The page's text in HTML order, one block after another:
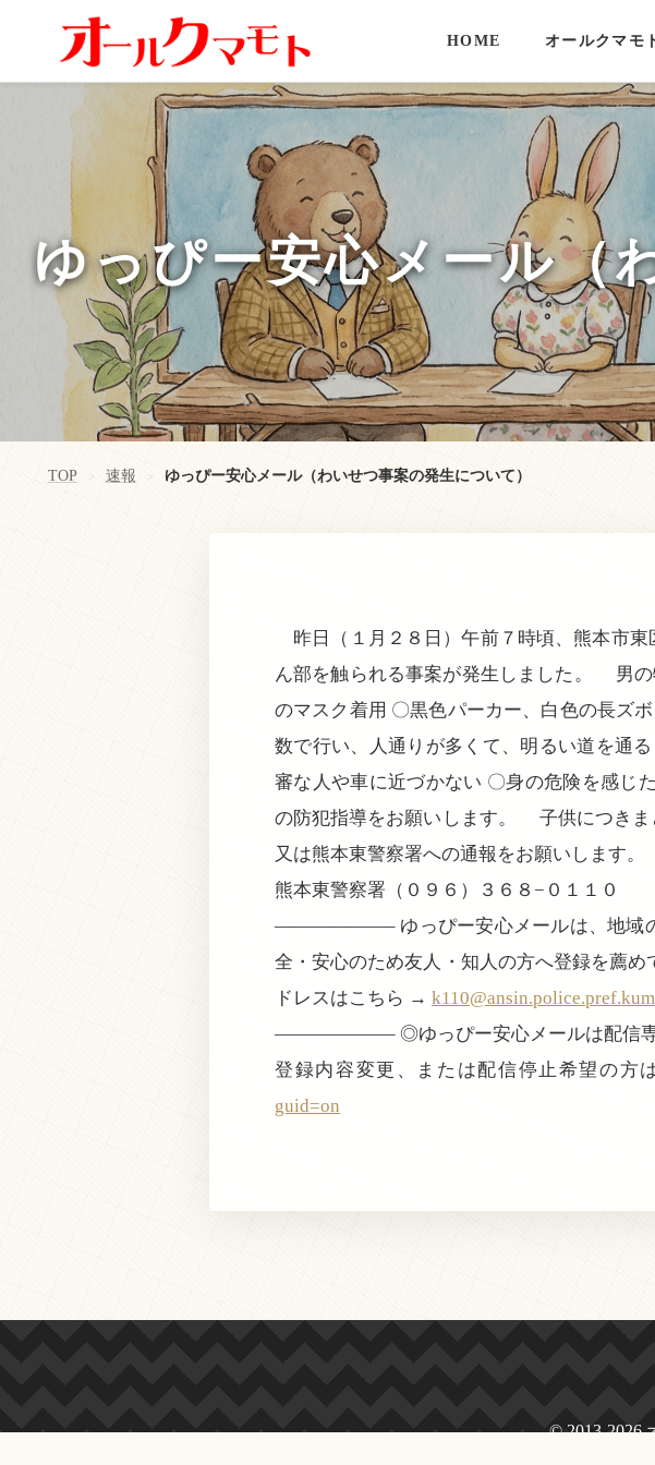
HOME オールクマモ
ゆっぴー安心メール（
TOP > 速報 > ゆっぴー安心メール（わいせつ事案の発生について）
昨日（１月２８日）午前７時頃、熊本市
ん部を触られる事案が発生しました。 男の
のマスク着用 〇黒色パーカー、白色の長ズ
数で行い、人通りが多くて、明るい道を通
審な人や車に近づかない 〇身の危険を感じ
の防犯指導をお願いします。 子供につきま
又は熊本東警察署への通報をお願いします。
熊本東警察署（０９６）３６８−０１１０
——————– ゆっぴー安心メールは、地域の
全・安心のため友人・知人の方へ登録を薦
ドレスはこちら →
——————– ◎ゆっぴー安心メールは配信専
登録内容変更、または配信停止希望の方
guid=on
© 2013-2026